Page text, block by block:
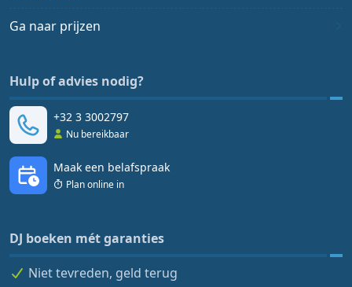
Ga naar prijzen
Hulp of advies nodig?
+32 3 3002797
Nu bereikbaar
Maak een belafspraak
Plan online in
DJ boeken mét garanties
Niet tevreden, geld terug